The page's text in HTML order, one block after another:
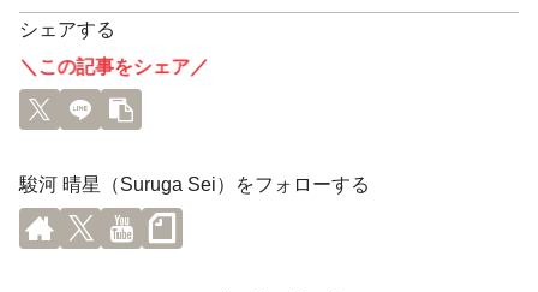
シェアする
＼この記事をシェア／
駿河 晴星（Suruga Sei）をフォローする